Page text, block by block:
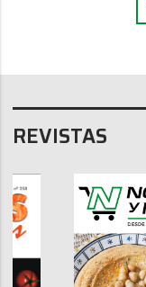
REVISTAS